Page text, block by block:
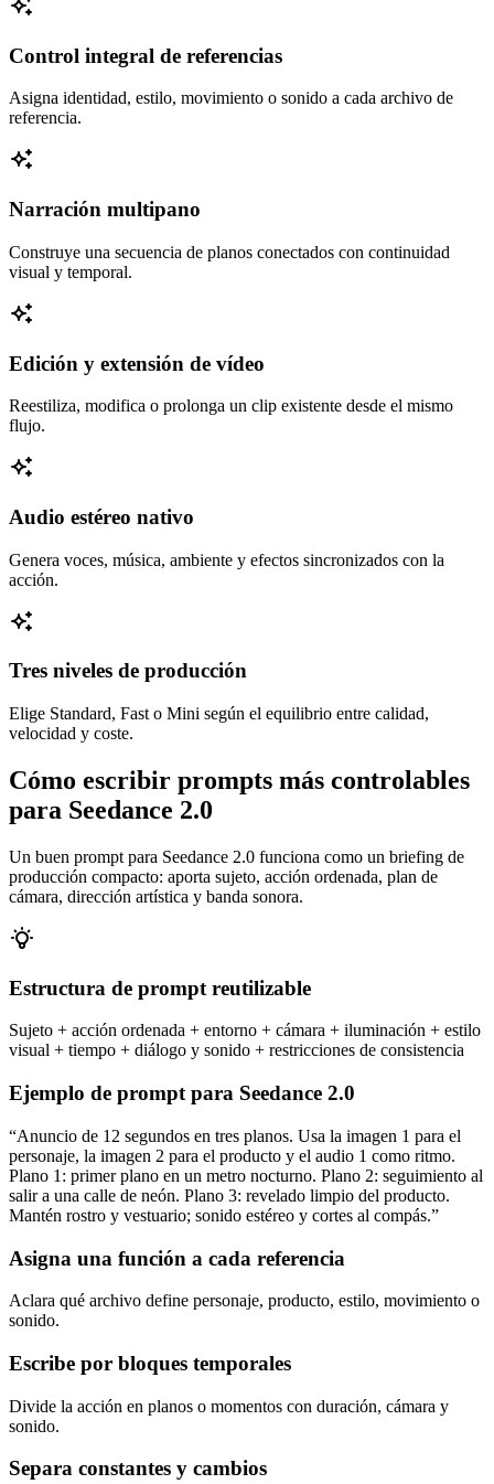
Control integral de referencias
Asigna identidad, estilo, movimiento o sonido a cada archivo de
referencia.
Narración multipano
Construye una secuencia de planos conectados con continuidad
visual y temporal.
Edición y extensión de vídeo
Reestiliza, modifica o prolonga un clip existente desde el mismo
flujo.
Audio estéreo nativo
Genera voces, música, ambiente y efectos sincronizados con la
acción.
Tres niveles de producción
Elige Standard, Fast o Mini según el equilibrio entre calidad,
velocidad y coste.
Cómo escribir prompts más controlables
para Seedance 2.0
Un buen prompt para Seedance 2.0 funciona como un briefing de
producción compacto: aporta sujeto, acción ordenada, plan de
cámara, dirección artística y banda sonora.
Estructura de prompt reutilizable
Sujeto + acción ordenada + entorno + cámara + iluminación + estilo
visual + tiempo + diálogo y sonido + restricciones de consistencia
Ejemplo de prompt para Seedance 2.0
“Anuncio de 12 segundos en tres planos. Usa la imagen 1 para el
personaje, la imagen 2 para el producto y el audio 1 como ritmo.
Plano 1: primer plano en un metro nocturno. Plano 2: seguimiento al
salir a una calle de neón. Plano 3: revelado limpio del producto.
Mantén rostro y vestuario; sonido estéreo y cortes al compás.”
Asigna una función a cada referencia
Aclara qué archivo define personaje, producto, estilo, movimiento o
sonido.
Escribe por bloques temporales
Divide la acción en planos o momentos con duración, cámara y
sonido.
Separa constantes y cambios